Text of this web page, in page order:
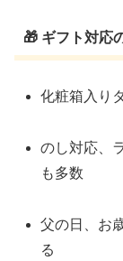
🎁 ギフト対応
化粧箱入り
のし対応、
も多数
父の日、お
る